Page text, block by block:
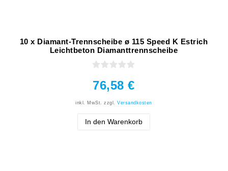
10 x Diamant-Trennscheibe ø 115 Speed K Estrich
Leichtbeton Diamanttrennscheibe
76,58 €
inkl. MwSt. zzgl.Versandkosten
In den Warenkorb